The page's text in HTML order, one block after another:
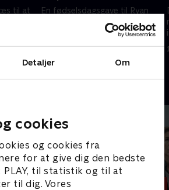
Detaljer Om
cookies
og cookies fra
for at give dig den bedste
PLAY, til statistik og til at
til dig. Vores
til at
En fødselsdagsgave til Ryan
minder Catherine om, at faren
måske er tættere på, end hun
1. maj 2023 • 57 min